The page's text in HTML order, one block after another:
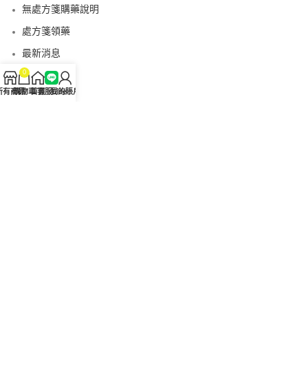
無處方箋購藥說明
處方箋領藥
最新消息
問答Q&A
認識我們
有商品
0
購物車首頁客服Line
我的賬戶